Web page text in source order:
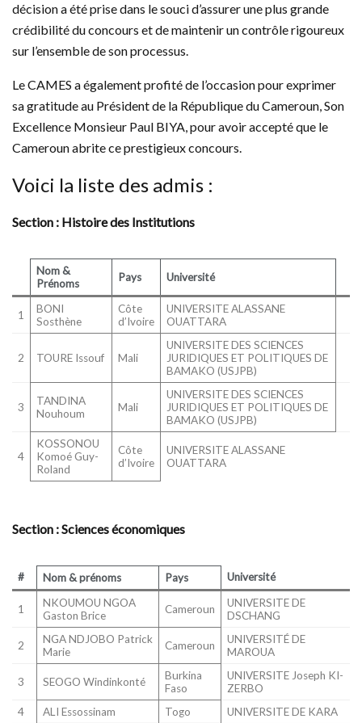
décision a été prise dans le souci d’assurer une plus grande
crédibilité du concours et de maintenir un contrôle rigoureux
sur l’ensemble de son processus.
Le CAMES a également profité de l’occasion pour exprimer
sa gratitude au Président de la République du Cameroun, Son
Excellence Monsieur Paul BIYA, pour avoir accepté que le
Cameroun abrite ce prestigieux concours.
Voici la liste des admis :
Section : Histoire des Institutions
Nom &
Prénoms
Pays Université
1
BONI
Sosthène
Côte
d’Ivoire
UNIVERSITE ALASSANE
OUATTARA
2 TOURE Issouf Mali
UNIVERSITE DES SCIENCES
JURIDIQUES ET POLITIQUES DE
BAMAKO (USJPB)
3
TANDINA
Nouhoum
Mali
UNIVERSITE DES SCIENCES
JURIDIQUES ET POLITIQUES DE
BAMAKO (USJPB)
4
KOSSONOU
Komoé Guy-
Roland
Côte
d’Ivoire
UNIVERSITE ALASSANE
OUATTARA
Section : Sciences économiques
# Nom & prénoms Pays Université
1
NKOUMOU NGOA
Gaston Brice
Cameroun
UNIVERSITE DE
DSCHANG
2
NGA NDJOBO Patrick
Marie
Cameroun
UNIVERSITÉ DE
MAROUA
3 SEOGO Windinkonté
Burkina
Faso
UNIVERSITE Joseph KI-
ZERBO
4
ALI Essossinam Togo UNIVERSITE DE KARA